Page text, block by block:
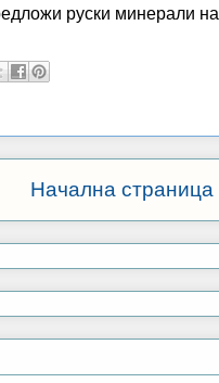
руски минерали
Начална страница